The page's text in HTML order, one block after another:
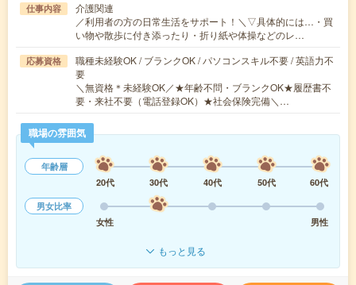
仕事内容
介護関連
／利用者の方の日常生活をサポート！＼▽具体的には…・買
い物や散歩に付き添ったり・折り紙や体操などのレ…
応募資格
職種未経験OK / ブランクOK / パソコンスキル不要 / 英語力不
要
＼無資格＊未経験OK／★年齢不問・ブランクOK★履歴書不
要・来社不要（電話登録OK）★社会保険完備＼…
職場の雰囲気
年齢層
20代
30代 40代 50代
60代
男女比率
女性
男性
もっと見る